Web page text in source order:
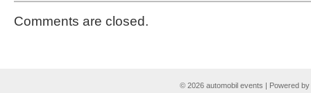
Comments are closed.
© 2026 automobil events | Powered by